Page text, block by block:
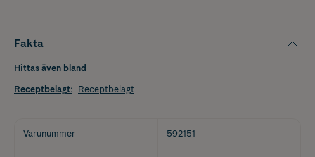
Fakta
Hittas även bland
Receptbelagt: Receptbelagt
Varunummer 592151